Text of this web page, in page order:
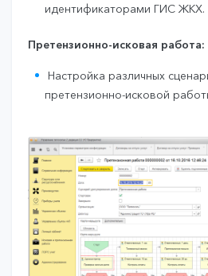
идентификаторами ГИС ЖКХ.
Претензионно-исковая работа:
Настройка различных
претензионно-исковой